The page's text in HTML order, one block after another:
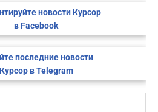
новости Курсор
в Facebook
последние новости
Курсор в Telegram